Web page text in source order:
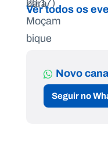
Ver todos os
Novo
Seguir no